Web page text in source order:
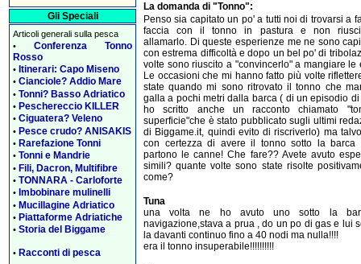
Gli Speciali
Articoli generali sulla pesca
• Conferenza Tonno
Rosso
• Itinerari: Capo Miseno
• Cianciole? Addio Mare
• Tonni? Basso Adriatico
• Peschereccio KILLER
• Ciguatera? Veleno
• Pesce crudo? ANISAKIS
• Rarefazione Tonni
• Tonni e Mandrie
• Fili, Dacron, Multifibre
• TONNARA - Carloforte
• Imbobinare mulinelli
• Mucillagine Adriatico
• Piattaforme Adriatiche
• Storia del Biggame
• Racconti di pesca
La domanda di "Tonno":
Penso sia capitato un po' a tutti noi di trovarsi a
faccia con il tonno in pastura e non
allamarlo. Di queste esperienze me ne sono
con estrema difficoltà e dopo un bel po' di
volte sono riuscito a "convincerlo" a mangiare le
Le occasioni che mi hanno fatto più volte
state quando mi sono ritrovato il tonno che
galla a pochi metri dalla barca ( di un episodio di
ho scritto anche un racconto chiamato
superficie"che è stato pubblicato sugli ultimi
di Biggame.it, quindi evito di riscriverlo) ma
con certezza di avere il tonno sotto la barca
partono le canne! Che fare?? Avete avuto
simili? quante volte sono state risolte
come?
Tuna
una volta ne ho avuto uno sotto la
navigazione,stava a prua , do un po di gas e lui
la davanti continuo fino a 40 nodi ma nulla!!!!
era il tonno insuperabile!!!!!!!!!!